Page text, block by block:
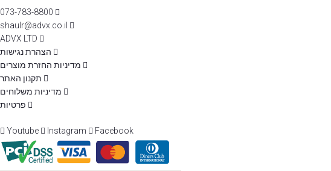
073-783-8800
shaulr@advx.co.il
ADVX LTD
הצהרת נגישות
מדיניות החזרת מוצרים
תקנון האתר
מדיניות משלוחים
פרטיות
Youtube Instagram Facebook